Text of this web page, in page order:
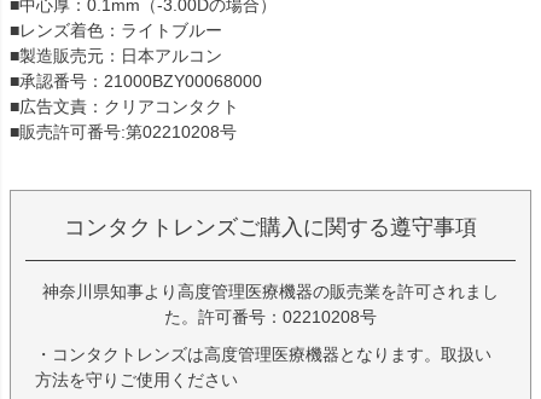
■中心厚：0.1mm（-3.00Dの場合）
■レンズ着色：ライトブルー
■製造販売元：日本アルコン
■承認番号：21000BZY00068000
■広告文責：クリアコンタクト
■販売許可番号:第02210208号
コンタクトレンズご購入に関する遵守事項
神奈川県知事より高度管理医療機器の販売業を許可されまし
た。許可番号：02210208号
・コンタクトレンズは高度管理医療機器となります。取扱い
方法を守りご使用ください